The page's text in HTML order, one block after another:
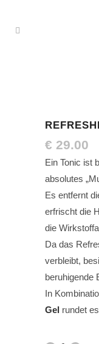
€ 29.00
Ein Tonic ist
absolutes
Es entfernt
erfrischt die
die
Da das
verbleibt,
beruhigende
In
Gel rundet